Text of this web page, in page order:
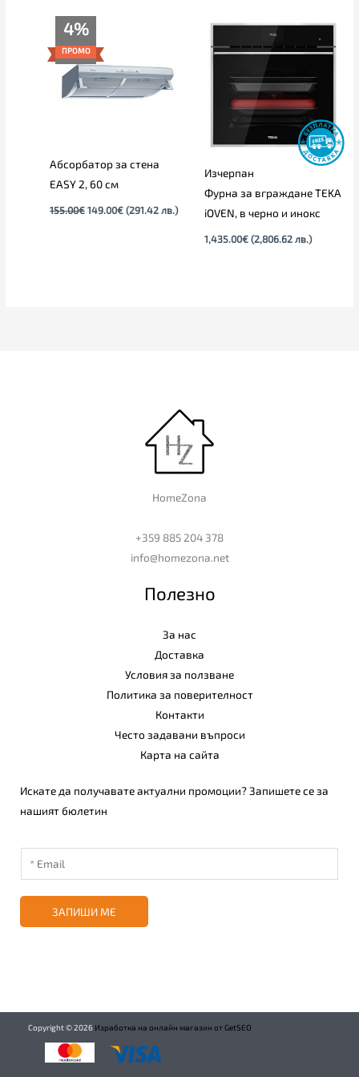
4%
ПРОМО
Абсорбатор за стена
EASY 2, 60 см
155.00€
price
was:
155.00€.
149.00€ (291.42 лв.)
Изчерпан
Фурна за вграждане TEKA
iOVEN, в черно и инокс
1,435.00€ (2,806.62 лв.)
HomeZona
+359 885 204 378
info@homezona.net
Полезно
За нас
Доставка
Условия за ползване
Политика за поверителност
Контакти
Често задавани въпроси
Карта на сайта
Искате да получавате актуални промоции? Запишете се за
нашият бюлетин
ЗАПИШИ МЕ
Copyright ©2026 Изработка на онлайн магазин от GetSEO